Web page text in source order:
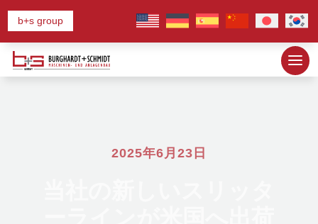
b+s group
2025年6月23日